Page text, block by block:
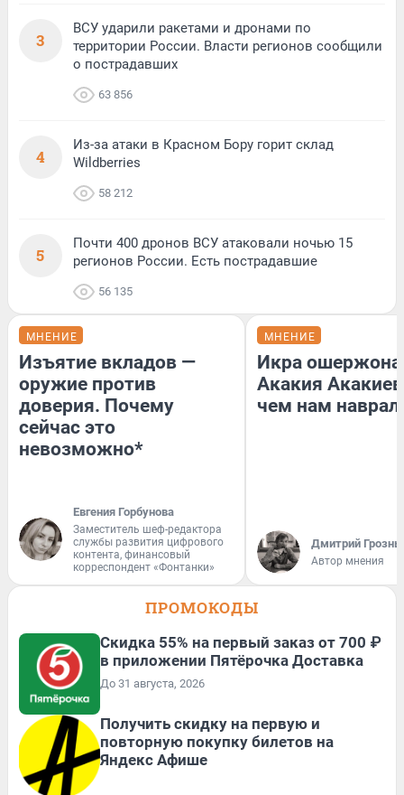
3
ВСУ ударили ракетами и дронами по
территории России. Власти регионов сообщили
о пострадавших
63 856
4
Из-за атаки в Красном Бору горит склад
Wildberries
58 212
5
Почти 400 дронов ВСУ атаковали ночью 15
регионов России. Есть пострадавшие
56 135
МНЕНИЕ
Изъятие вкладов —
оружие против
доверия. Почему
сейчас это
невозможно*
Евгения Горбунова
Заместитель шеф-редактора
службы развития цифрового
контента, финансовый
корреспондент «Фонтанки»
МНЕНИЕ
Икра
Акакия
чем нам
Дмитрий
Автор мнения
ПРОМОКОДЫ
Скидка 55% на первый заказ от 700 ₽
в приложении Пятёрочка Доставка
До 31 августа, 2026
Получить скидку на первую и
повторную покупку билетов на
Яндекс Афише